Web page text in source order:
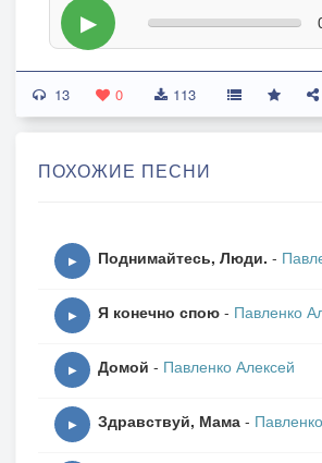
▶
13 0 113
ПОХОЖИЕ ПЕСНИ
▶ Поднимайтесь, Люди. -
▶ Я конечно спою - Павленко
▶ Домой - Павленко Алексей
▶ Здравствуй, Мама -